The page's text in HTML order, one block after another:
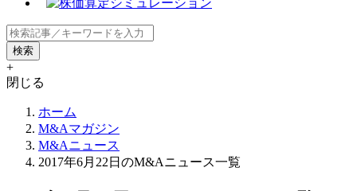
+
閉じる
ホーム
M&Aマガジン
M&Aニュース
2017年6月22日のM&Aニュース一覧